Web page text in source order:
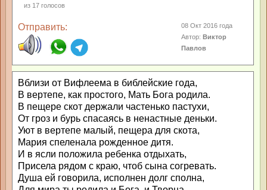
из 17 голосов
Отправить:
08 Окт 2016 года
Автор:Виктор
Павлов
Вблизи от Вифлеема в библейские года,
В вертепе, как простого, Мать Бога родила.
В пещере скот держали частенько пастухи,
От гроз и бурь спасаясь в ненастные деньки.
Уют в вертепе малый, пещера для скота,
Мария спеленала рожденное дитя.
И в ясли положила ребенка отдыхать,
Присела рядом с краю, чтоб сына согревать.
Душа ей говорила, исполнен долг сполна,